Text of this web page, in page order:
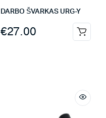
DARBO ŠVARKAS URG-Y
€27.00